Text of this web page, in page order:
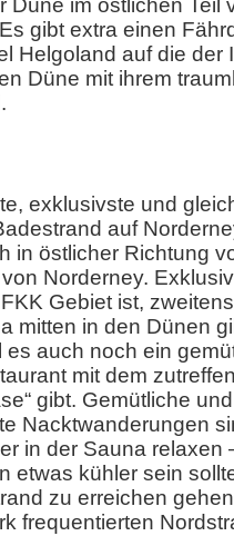
Düne im östlichen Teil
gibt extra einen
Helgoland auf die der
Düne mit ihrem
exklusivste und
auf
in östlicher Richtung
Norderney.
Gebiet ist,
mitten in den Dünen
es auch noch ein
mit dem
gibt. Gemütliche und
Nacktwanderungen
in der Sauna relaxen
etwas kühler sein
zu erreichen
frequentierten